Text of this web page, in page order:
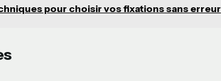
pour choisir vos fixations sans erreur